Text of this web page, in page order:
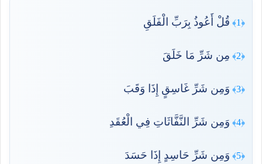
﴿1﴾ قُلْ أَعُوذُ بِرَبِّ الْفَلَقِ
﴿2﴾ مِن شَرِّ مَا خَلَقَ
﴿3﴾ وَمِن شَرِّ غَاسِقٍ إِذَا وَقَبَ
﴿4﴾ وَمِن شَرِّ النَّفَّاثَاتِ فِي الْعُقَدِ
﴿5﴾ وَمِن شَرِّ حَاسِدٍ إِذَا حَسَدَ